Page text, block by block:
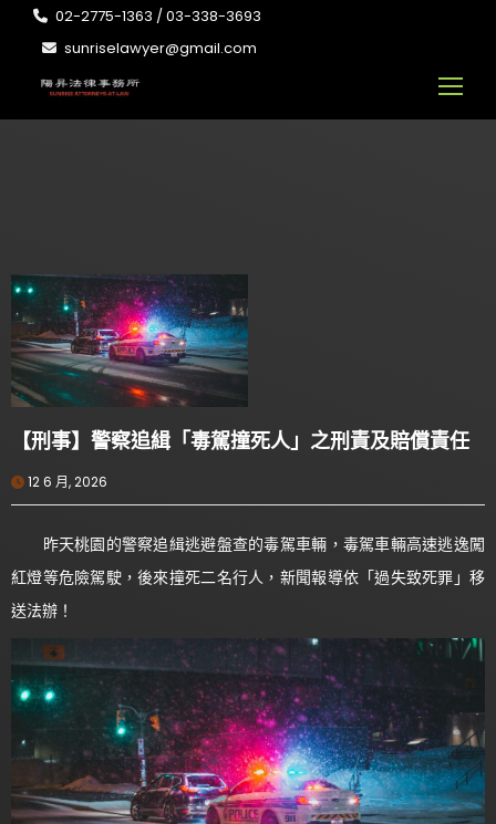
02-2775-1363 / 03-338-3693
sunriselawyer@gmail.com
【刑事】警察追緝「毒駕撞死人」之刑責及賠償責任
12 6 月, 2026
昨天桃園的警察追緝逃避盤查的毒駕車輛，毒駕車輛高速逃逸闖
紅燈等危險駕駛，後來撞死二名行人，新聞報導依「過失致死罪」移
送法辦！